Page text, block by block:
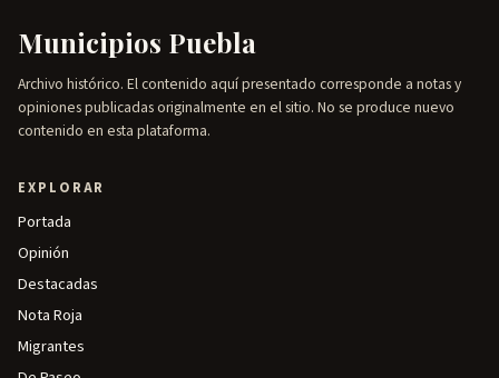
Municipios Puebla
Archivo histórico. El contenido aquí presentado corresponde a notas y
opiniones publicadas originalmente en el sitio. No se produce nuevo
contenido en esta plataforma.
EXPLORAR
Portada
Opinión
Destacadas
Nota Roja
Migrantes